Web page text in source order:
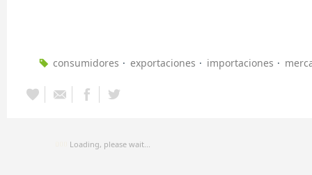
consumidores exportaciones importaciones
Loading, please wait...